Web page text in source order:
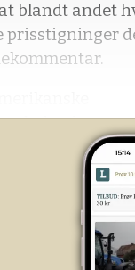
blandt andet